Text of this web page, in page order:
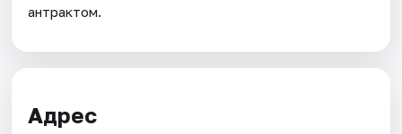
антрактом.
Адрес